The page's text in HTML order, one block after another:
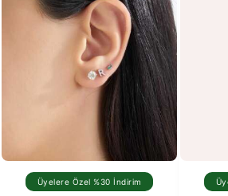
Üyelere Özel %30 İndirim